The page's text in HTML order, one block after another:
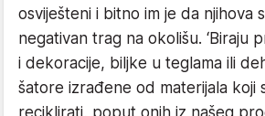
osviješteni i bitno im je da njihova
negativan trag na okolišu. ‘Biraju
i dekoracije, biljke u teglama ili
šatore izrađene od materijala koji